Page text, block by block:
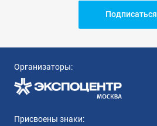
Подписаться
Организаторы:
Присвоены знаки: